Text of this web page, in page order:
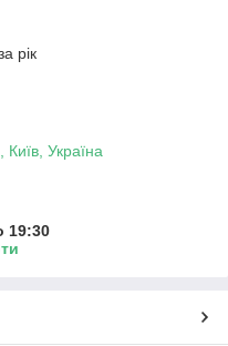
рік
Київ, Україна
19:30